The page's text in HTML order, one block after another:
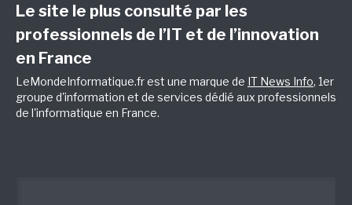
Le site le plus consulté par les
professionnels de l’IT et de l’innovation
en France
LeMondeInformatique.fr est une marque de IT News Info, 1er
groupe d'information et de services dédié aux professionnels
de l'informatique en France.